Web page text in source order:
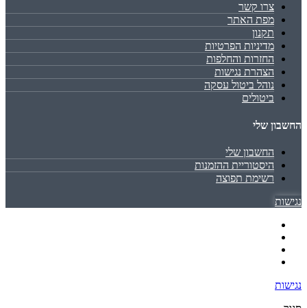
צרו קשר
מפת האתר
תקנון
מדיניות הפרטיות
החזרות והחלפות
הצהרת נגישות
נוהל ביטול עסקה
ביטולים
החשבון שלי
החשבון שלי
היסטוריית ההזמנות
רשימת תפוצה
נגישות
נגישות